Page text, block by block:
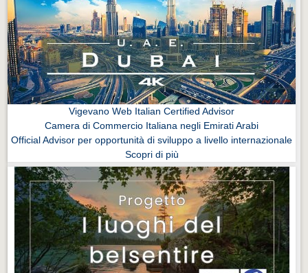
Vigevano Web Italian Certified Advisor
Camera di Commercio Italiana negli Emirati Arabi
Official Advisor per opportunità di sviluppo a livello internazionale
Scopri di più